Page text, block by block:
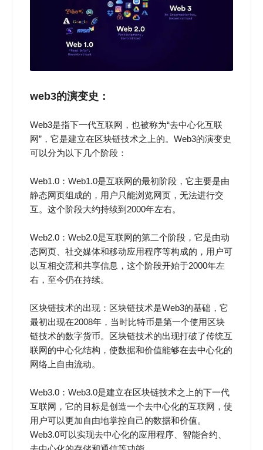
web3的演变史 ：
Web3是指下一代互联网，也被称为“去中心化互联
网”，它是建立在区块链技术之上的。Web3的演变史
可以分为以下几个阶段：
Web1.0：Web1.0是互联网的最初阶段，它主要是由
静态网页组成的，用户只能浏览网页，无法进行交
互。这个阶段大约持续到2000年左右。
Web2.0：Web2.0是互联网的第二个阶段，它是由动
态网页、社交媒体和移动应用程序等构成的，用户可
以互相交流和共享信息，这个阶段开始于2000年左
右，至今仍在持续。
区块链技术的出现：区块链技术是Web3的基础，它
最初出现在2008年，当时比特币是第一个使用区块
链技术的数字货币。区块链技术的出现打破了传统互
联网的中心化结构，使数据和价值能够在去中心化的
网络上自由流动。
Web3.0：Web3.0是建立在区块链技术之上的下一代
互联网，它的目标是创造一个去中心化的互联网，使
用户可以更加自由地掌控自己的数据和价值。
Web3.0可以实现去中心化的应用程序、智能合约、